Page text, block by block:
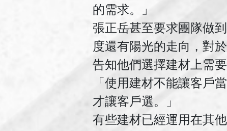
的需求。」
張正岳甚至要求團隊做
度還有陽光的走向，對
告知他們選擇建材上需
「使用建材不能讓客戶
才讓客戶選。」
有些建材已經運用在其